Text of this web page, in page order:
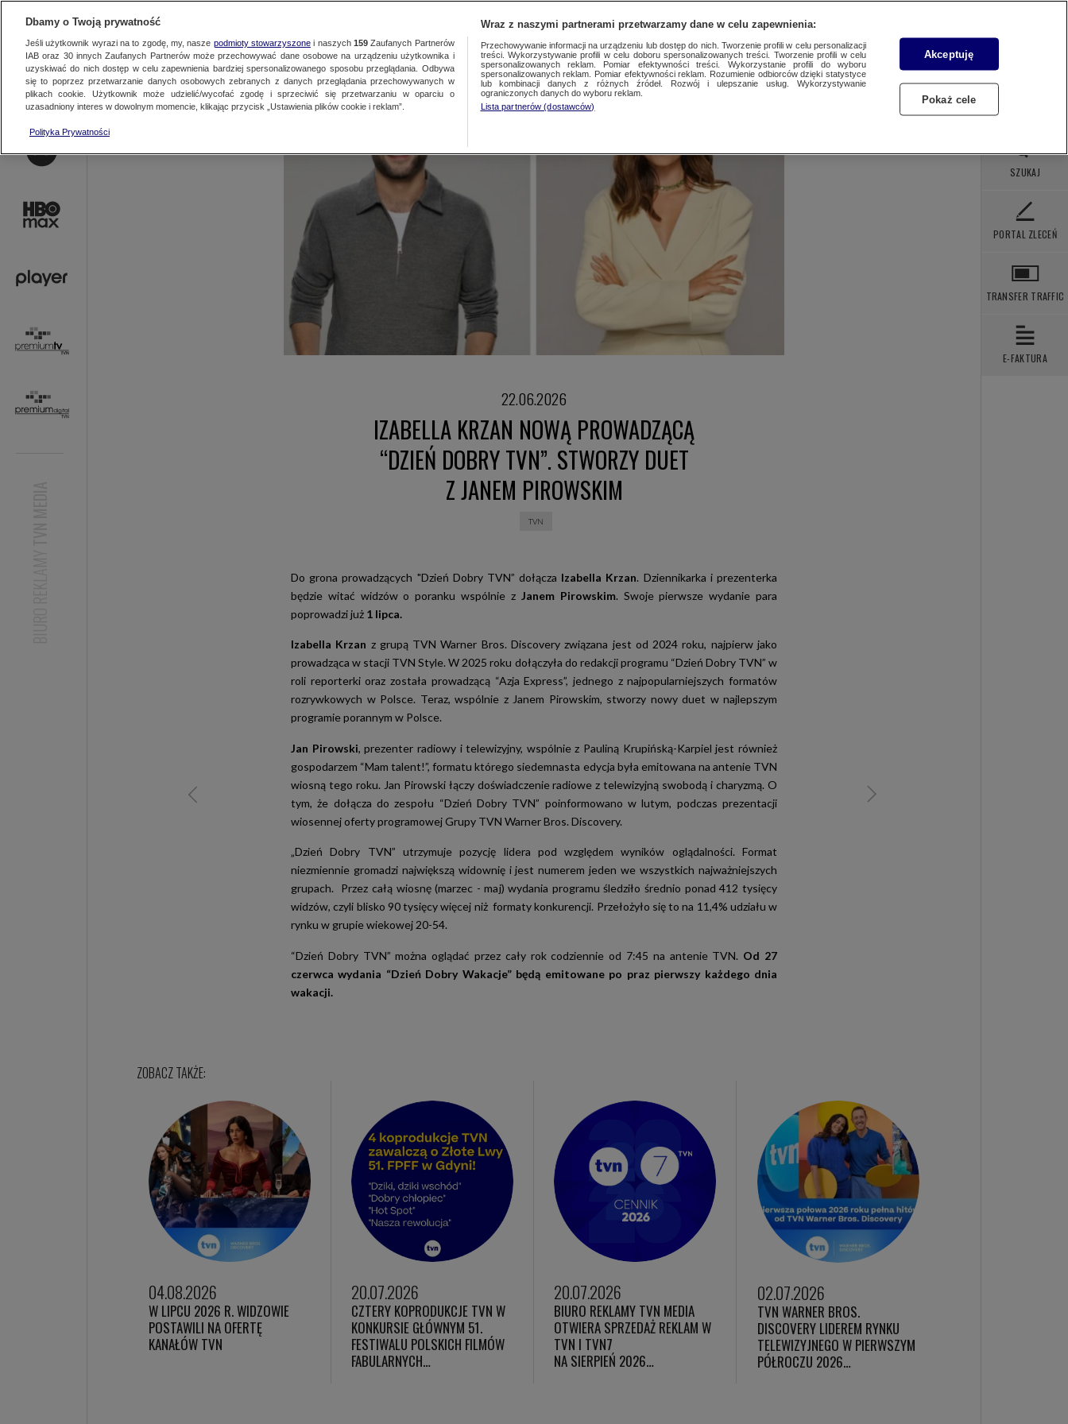
AKTUALNOŚCI MEDIA DO POBRANIA
SZUKAJ
PORTAL ZLECEŃ
TRANSFER TRAFFIC
E-FAKTURA
22.06.2026
IZABELLA KRZAN NOWĄ PROWADZĄCĄ
“DZIEŃ DOBRY TVN”. STWORZY DUET
Z JANEM PIROWSKIM
TVN
Do grona prowadzących "Dzień Dobry TVN” dołącza Izabella Krzan. Dziennikarka i prezenterka
będzie witać widzów o poranku wspólnie z Janem Pirowskim. Swoje pierwsze wydanie para
poprowadzi już 1 lipca.
Izabella Krzan z grupą TVN Warner Bros. Discovery związana jest od 2024 roku, najpierw jako
prowadząca w stacji TVN Style. W 2025 roku dołączyła do redakcji programu “Dzień Dobry TVN” w
roli reporterki oraz została prowadzącą “Azja Express”, jednego z najpopularniejszych formatów
rozrywkowych w Polsce. Teraz, wspólnie z Janem Pirowskim, stworzy nowy duet w najlepszym
programie porannym w Polsce.
Jan Pirowski, prezenter radiowy i telewizyjny, wspólnie z Pauliną Krupińską-Karpiel jest również
gospodarzem “Mam talent!”, formatu którego siedemnasta edycja była emitowana na antenie TVN
wiosną tego roku. Jan Pirowski łączy doświadczenie radiowe z telewizyjną swobodą i charyzmą. O
tym, że dołącza do zespołu “Dzień Dobry TVN” poinformowano w lutym, podczas prezentacji
wiosennej oferty programowej Grupy TVN Warner Bros. Discovery.
„Dzień Dobry TVN” utrzymuje pozycję lidera pod względem wyników oglądalności. Format
niezmiennie gromadzi największą widownię i jest numerem jeden we wszystkich najważniejszych
grupach. Przez całą wiosnę (marzec - maj) wydania programu śledziło średnio ponad 412 tysięcy
widzów, czyli blisko 90 tysięcy więcej niż formaty konkurencji. Przełożyło się to na 11,4% udziału w
rynku w grupie wiekowej 20-54.
“Dzień Dobry TVN” można oglądać przez cały rok codziennie od 7:45 na antenie TVN. Od 27
czerwca wydania “Dzień Dobry Wakacje” będą emitowane po praz pierwszy każdego dnia
wakacji.
04.08.2026
W LIPCU 2026 R. WIDZOWIE
POSTAWILI NA OFERTĘ
KANAŁÓW TVN
20.07.2026
CZTERY KOPRODUKCJE TVN W
KONKURSIE GŁÓWNYM 51.
FESTIWALU POLSKICH FILMÓW
FABULARNYCH…
20.07.2026
BIURO REKLAMY TVN MEDIA
OTWIERA SPRZEDAŻ REKLAM W
TVN I TVN7
NA SIERPIEŃ 2026…
02.07.2026
TVN WARNER BROS.
DISCOVERY LIDEREM RYNKU
TELEWIZYJNEGO W PIERWSZYM
PÓŁROCZU 2026…
Dbamy o Twoją prywatność
Jeśli użytkownik wyrazi na to zgodę, my, nasze podmioty stowarzyszonei naszych 159Zaufanych Partnerów
IAB oraz 30innych Zaufanych Partnerów może przechowywać dane osobowe na urządzeniu użytkownika i
uzyskiwać do nich dostęp w celu zapewnienia bardziej spersonalizowanego sposobu przeglądania. Odbywa
się to poprzez przetwarzanie danych osobowych zebranych z danych przeglądania przechowywanych w
plikach cookie. Użytkownik może udzielić/wycofać zgodę i sprzeciwić się przetwarzaniu w oparciu o
uzasadniony interes w dowolnym momencie, klikając przycisk „Ustawienia plików cookie i reklam”.
Polityka Prywatności
Wraz z naszymi partnerami przetwarzamy dane w celu zapewnienia:
Przechowywanie informacji na urządzeniu lub dostęp do nich. Tworzenie profili w celu personalizacji
treści. Wykorzystywanie profili w celu doboru spersonalizowanych treści. Tworzenie profili w celu
spersonalizowanych reklam. Pomiar efektywności treści. Wykorzystanie profili do wyboru
spersonalizowanych reklam. Pomiar efektywności reklam. Rozumienie odbiorców dzięki statystyce
lub kombinacji danych z różnych źródeł. Rozwój i ulepszanie usług. Wykorzystywanie
ograniczonych danych do wyboru reklam.
Lista partnerów (dostawców)
Akceptuję
Pokaż cele